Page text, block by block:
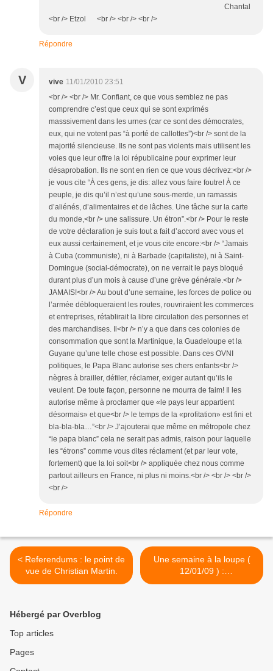
Chantal
<br /> Etzol <br /> <br /> <br />
Répondre
V vive 11/01/2010 23:51
<br /> <br /> Mr. Confiant, ce que vous semblez ne pas
comprendre c’est que ceux qui se sont exprimés
masssivement dans les urnes (car ce sont des démocrates,
eux, qui ne votent pas “à porté de callottes”)<br /> sont de la
majorité silencieuse. Ils ne sont pas violents mais utilisent les
voies que leur offre la loi républicaine pour exprimer leur
désaprobation. Ils ne sont en rien ce que vous décrivez:<br />
je vous cite “À ces gens, je dis: allez vous faire foutre! À ce
peuple, je dis qu’il n’est qu’une sous-merde, un ramassis
d’aliénés, d’alimentaires et de lâches. Une tâche sur la carte
du monde,<br /> une salissure. Un étron”.<br /> Pour le reste
de votre déclaration je suis tout a fait d’accord avec vous et
eux aussi certainement, et je vous cite encore:<br /> “Jamais
à Cuba (communiste), ni à Barbade (capitaliste), ni à Saint-
Domingue (social-démocrate), on ne verrait le pays bloqué
durant plus d’un mois à cause d’une grève générale.<br />
JAMAIS!<br /> Au bout d’une semaine, les forces de police ou
l’armée débloqueraient les routes, rouvriraient les commerces
et entreprises, rétablirait la libre circulation des personnes et
des marchandises. Il<br /> n’y a que dans ces colonies de
consommation que sont la Martinique, la Guadeloupe et la
Guyane qu’une telle chose est possible. Dans ces OVNI
politiques, le Papa Blanc autorise ses chers enfants<br />
nègres à brailler, défiler, réclamer, exiger autant qu’ils le
veulent. De toute façon, personne ne mourra de faim! Il les
autorise même à proclamer que «le pays leur appartient
désormais» et que<br /> le temps de la «profitation» est fini et
bla-bla-bla…”<br /> J’ajouterai que même en métropole chez
“le papa blanc” cela ne serait pas admis, raison pour laquelle
les “étrons” comme vous dites réclament (et par leur vote,
fortement) que la loi soit<br /> appliquée chez nous comme
partout ailleurs en France, ni plus ni moins.<br /> <br /> <br />
<br />
Répondre
< Referendums : le point de
vue de Christian Martin.
Une semaine à la loupe (
12/01/09 ) :
Lesreferendums en
Hébergé par Overblog
Top articles
Pages